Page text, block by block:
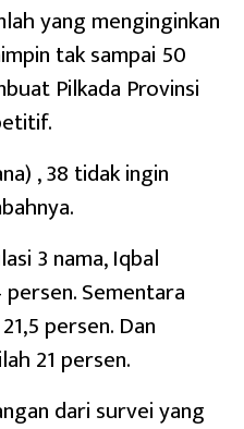
yang menginginkan
tak sampai 50
Pilkada Provinsi
, 38 tidak ingin
3 nama, Iqbal
Sementara
persen. Dan
21 persen.
dari survei yang